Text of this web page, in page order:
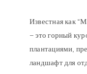
Известная как
– это горный
плантациями,
ландшафт для